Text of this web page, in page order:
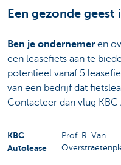
Een gezonde geest
Ben je ondernemer en
een leasefiets aan te
potentieel vanaf 5
van een bedrijf dat
Contacteer dan vlug KBC
KBC
Autolease
Prof. R. Van